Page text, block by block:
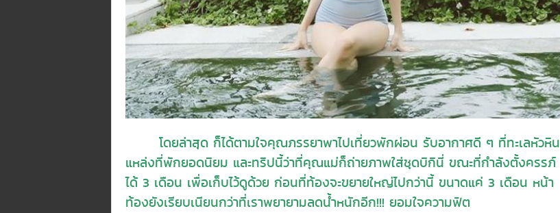
โดยล่าสุด ก็ได้ตามใจคุณภรรยาพาไปเที่ยวพักผ่อน รับอากาศดี ๆ ที่ทะเลหัวหิน
แหล่งที่พักยอดนิยม และทริปนี้ว่าที่คุณแม่ก็ถ่ายภาพใส่ชุดบิกินี่ ขณะที่กำลังตั้งครรภ์
ได้ 3 เดือน เพื่อเก็บไว้ดูด้วย ก่อนที่ท้องจะขยายใหญ่ไปกว่านี้ ขนาดแค่ 3 เดือน หน้า
ท้องยังเรียบเนียนกว่าที่เราพยายามลดน้ำหนักอีก!!! ยอมใจความฟิต